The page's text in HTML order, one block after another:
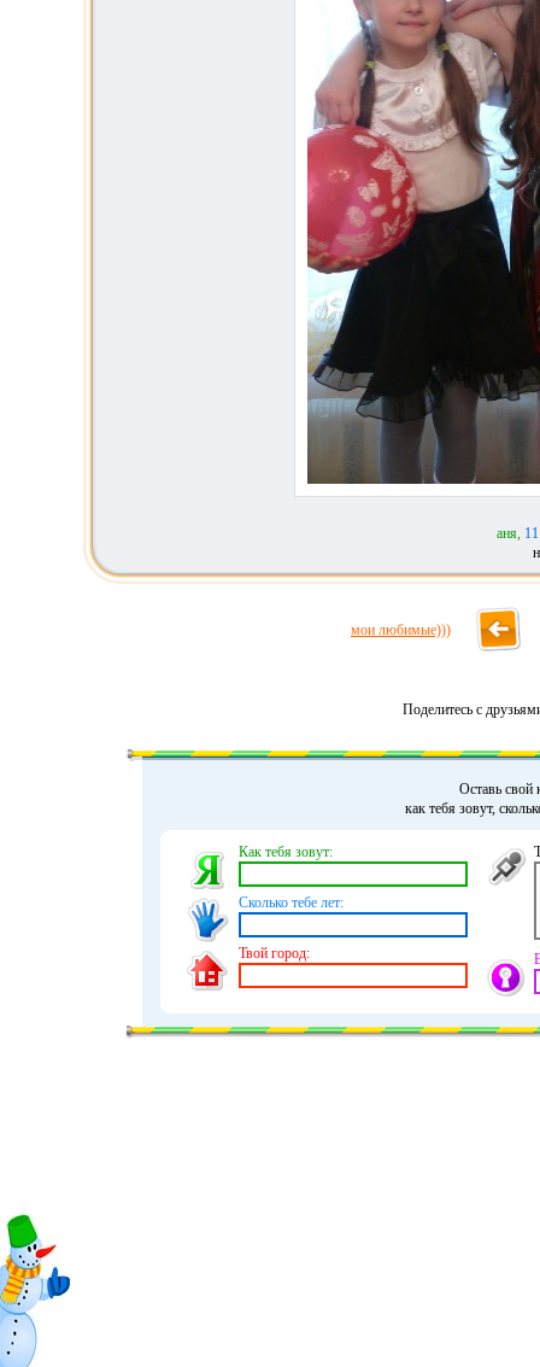
аня,
мои любимые)))
Поделитесь с
Оставь свой
как тебя зовут,
Как тебя зовут:
Сколько тебе лет:
Твой город: